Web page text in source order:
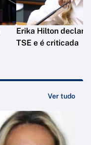
Erika Hilton declara
TSE e é criticada
Ver tudo